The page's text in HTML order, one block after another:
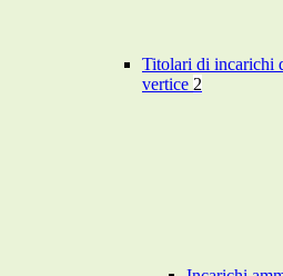
Titolari di incarichi
vertice 2